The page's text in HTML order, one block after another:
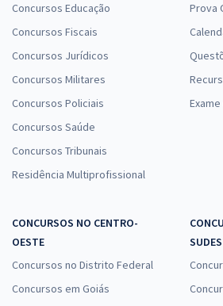
Concursos Educação
Concursos Fiscais
Concursos Jurídicos
Concursos Militares
Concursos Policiais
Concursos Saúde
Concursos Tribunais
Residência Multiprofissional
Prova
CONCURSOS NO CENTRO-
OESTE
Concursos no Distrito Federal
Concursos em Goiás